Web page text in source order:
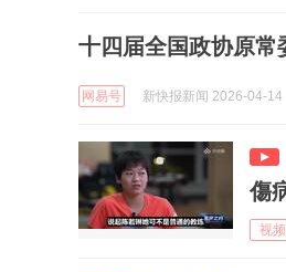
十四届全国政协原常
网易号 新快报新闻 2026-04-14
傷
视频